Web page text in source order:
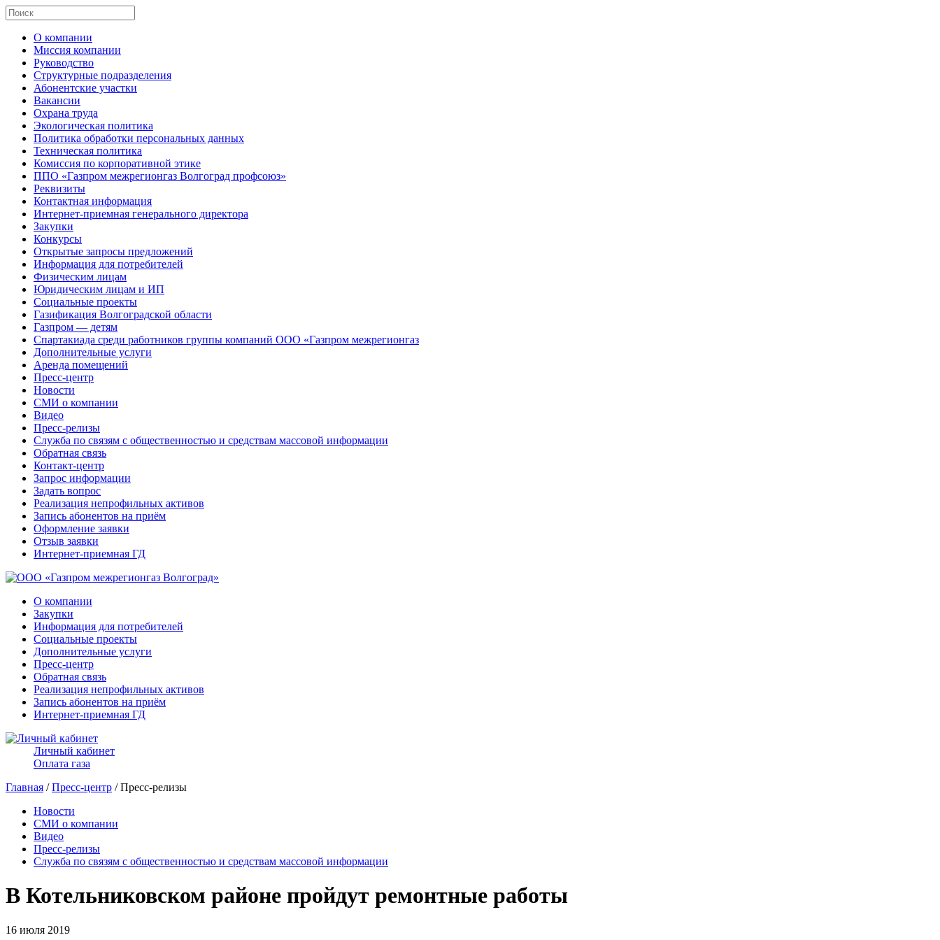
О компании
Миссия компании
Руководство
Структурные подразделения
Абонентские участки
Вакансии
Охрана труда
Экологическая политика
Политика обработки персональных данных
Техническая политика
Комиссия по корпоративной этике
ППО «Газпром межрегионгаз Волгоград профсоюз»
Реквизиты
Контактная информация
Интернет-приемная генерального директора
Закупки
Конкурсы
Открытые запросы предложений
Информация для потребителей
Физическим лицам
Юридическим лицам и ИП
Социальные проекты
Газификация Волгоградской области
Газпром — детям
Спартакиада среди работников группы компаний ООО «Газпром межрегионгаз
Дополнительные услуги
Аренда помещений
Пресс-центр
Новости
СМИ о компании
Видео
Пресс-релизы
Служба по связям с общественностью и средствам массовой информации
Обратная связь
Контакт-центр
Запрос информации
Задать вопрос
Реализация непрофильных активов
Запись абонентов на приём
Оформление заявки
Отзыв заявки
Интернет-приемная ГД
О компании
Закупки
Информация для потребителей
Социальные проекты
Дополнительные услуги
Пресс-центр
Обратная связь
Реализация непрофильных активов
Запись абонентов на приём
Интернет-приемная ГД
Личный кабинет
Оплата газа
Главная /Пресс-центр / Пресс-релизы
Новости
СМИ о компании
Видео
Пресс-релизы
Служба по связям с общественностью и средствам массовой информации
В Котельниковском районе пройдут ремонтные работы
16 июля 2019